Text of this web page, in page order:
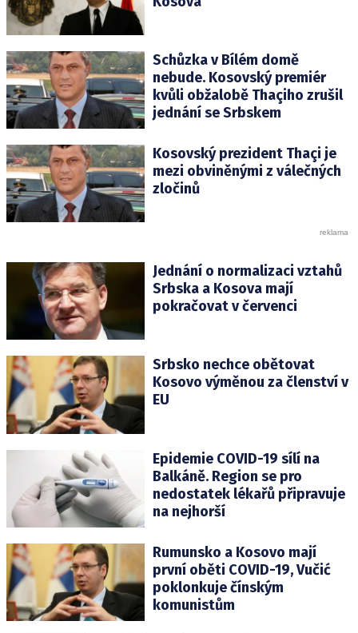
Schůzka v Bílém domě
nebude. Kosovský premiér
kvůli obžalobě Thaçiho zrušil
jednání se Srbskem
Kosovský prezident Thaçi je
mezi obviněnými z válečných
zločinů
Jednání o normalizaci vztahů
Srbska a Kosova mají
pokračovat v červenci
Srbsko nechce obětovat
Kosovo výměnou za členství v
EU
Epidemie COVID-19 sílí na
Balkáně. Region se pro
nedostatek lékařů připravuje
na nejhorší
Rumunsko a Kosovo mají
první oběti COVID-19, Vučić
poklonkuje čínským
komunistům